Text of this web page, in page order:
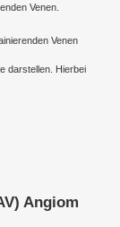
Venen.
Venen
darstellen. Hierbei
Angiom